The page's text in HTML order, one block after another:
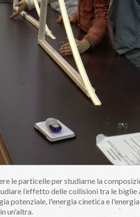
le particelle per studiarne la
l’effetto delle collisioni tra le biglie
potenziale, l'energia cinetica e
un'altra.